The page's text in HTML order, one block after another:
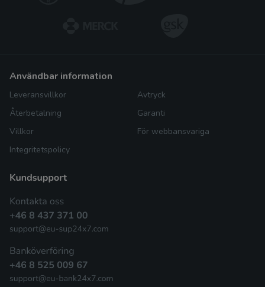
användbar information
Leveransvillkor
Återbetalning
Villkor
Integritetspolicy
Avtryck
Garanti
För webbansvariga